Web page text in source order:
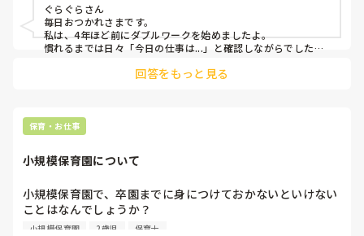
ぐらぐらさん
毎日おつかれさまです。
私は、4年ほど前にダブルワークを始めましたよ。
慣れるまでは日々「今日の仕事は...」と確認しながらでした
の調整もできるようになってきました！
応援しています！
回答をもっと見る
保育・お仕事
小規模保育園について
小規模保育園で、卒園までに身につけておかないといけない
ことはなんでしょうか？
そして、小規模保育園から来た子どものイメージみたいなも
小規模保育園 2歳児 保育士